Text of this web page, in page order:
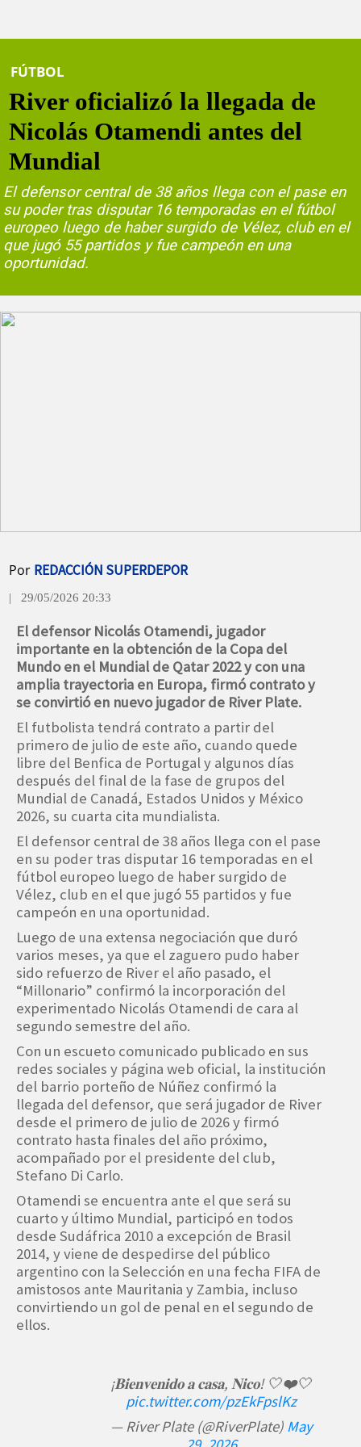
FÚTBOL
River oficializó la llegada de
Nicolás Otamendi antes del
Mundial
El defensor central de 38 años llega con el pase en
su poder tras disputar 16 temporadas en el fútbol
europeo luego de haber surgido de Vélez, club en el
que jugó 55 partidos y fue campeón en una
oportunidad.
Por REDACCIÓN SUPERDEPOR
| 29/05/2026 20:33
El defensor Nicolás Otamendi, jugador
importante en la obtención de la Copa del
Mundo en el Mundial de Qatar 2022 y con una
amplia trayectoria en Europa, firmó contrato y
se convirtió en nuevo jugador de River Plate.
El futbolista tendrá contrato a partir del
primero de julio de este año, cuando quede
libre del Benfica de Portugal y algunos días
después del final de la fase de grupos del
Mundial de Canadá, Estados Unidos y México
2026, su cuarta cita mundialista.
El defensor central de 38 años llega con el pase
en su poder tras disputar 16 temporadas en el
fútbol europeo luego de haber surgido de
Vélez, club en el que jugó 55 partidos y fue
campeón en una oportunidad.
Luego de una extensa negociación que duró
varios meses, ya que el zaguero pudo haber
sido refuerzo de River el año pasado, el
“Millonario” confirmó la incorporación del
experimentado Nicolás Otamendi de cara al
segundo semestre del año.
Con un escueto comunicado publicado en sus
redes sociales y página web oficial, la institución
del barrio porteño de Núñez confirmó la
llegada del defensor, que será jugador de River
desde el primero de julio de 2026 y firmó
contrato hasta finales del año próximo,
acompañado por el presidente del club,
Stefano Di Carlo.
Otamendi se encuentra ante el que será su
cuarto y último Mundial, participó en todos
desde Sudáfrica 2010 a excepción de Brasil
2014, y viene de despedirse del público
argentino con la Selección en una fecha FIFA de
amistosos ante Mauritania y Zambia, incluso
convirtiendo un gol de penal en el segundo de
ellos.
¡𝐁𝐢𝐞𝐧𝐯𝐞𝐧𝐢𝐝𝐨 𝐚 𝐜𝐚𝐬𝐚, 𝐍𝐢𝐜𝐨! 🤍❤️🤍
pic.twitter.com/pzEkFpslKz
— River Plate (@RiverPlate) May